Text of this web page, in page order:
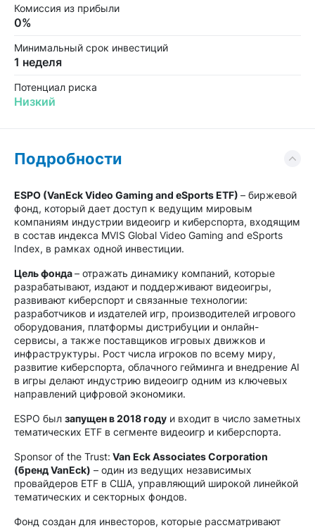
Подробности
ESPO (VanEck Video Gaming and eSports ETF) – биржевой
фонд, который дает доступ к ведущим мировым
компаниям индустрии видеоигр и киберспорта, входящим
в состав индекса MVIS Global Video Gaming and eSports
Index, в рамках одной инвестиции.
Цель фонда– отражать динамику компаний, которые
разрабатывают, издают и поддерживают видеоигры,
развивают киберспорт и связанные технологии:
разработчиков и издателей игр, производителей игрового
оборудования, платформы дистрибуции и онлайн-
сервисы, а также поставщиков игровых движков и
инфраструктуры. Рост числа игроков по всему миру,
развитие киберспорта, облачного гейминга и внедрение AI
в игры делают индустрию видеоигр одним из ключевых
направлений цифровой экономики.
ESPO был запущен в 2018 году и входит в число заметных
тематических ETF в сегменте видеоигр и киберспорта.
Sponsor of the Trust: Van Eck Associates Corporation
(бренд VanEck) – один из ведущих независимых
провайдеров ETF в США, управляющий широкой линейкой
тематических и секторных фондов.
Фонд создан для инвесторов, которые рассматривают
Комиссия из прибыли
0%
Минимальный срок инвестиций
1 неделя
Потенциал риска
Низкий